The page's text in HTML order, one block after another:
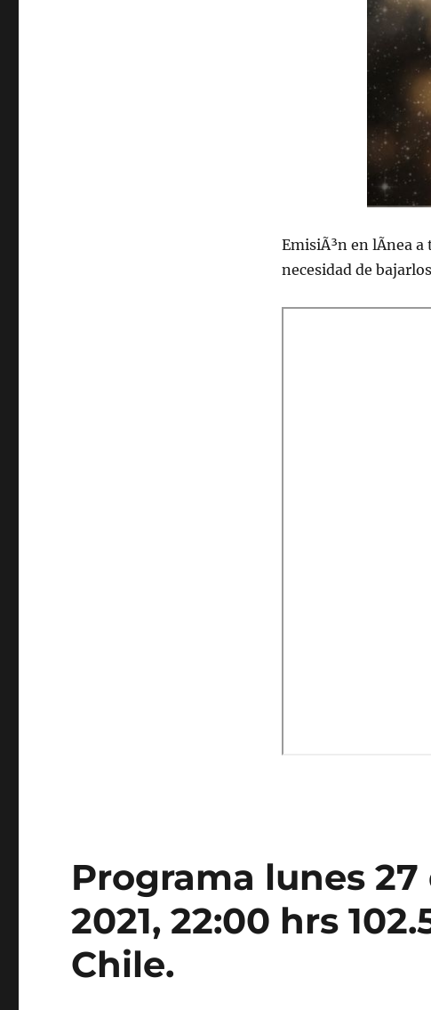
EmisiÃ³n en lÃ­nea
necesidad de
Programa lunes
2021, 22:00 hrs
Chile.